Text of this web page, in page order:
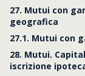
27. Mutui con
geografica
27.1. Mutui con
28. Mutui.
iscrizione